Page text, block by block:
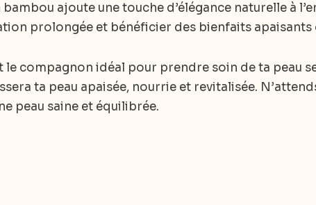
ajoute une touche d’élégance naturelle à
prolongée et bénéficier des bienfaits apaisants
le compagnon idéal pour prendre soin de ta peau
ta peau apaisée, nourrie et revitalisée.
peau saine et équilibrée.